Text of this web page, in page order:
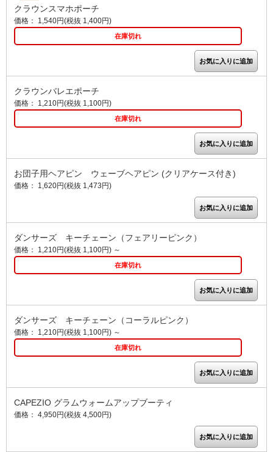
クラウンスマホポーチ
価格： 1,540円(税抜 1,400円)
在庫切れ
クラウンバレエポーチ
価格： 1,210円(税抜 1,100円)
在庫切れ
お団子用ヘアピン ウェーブヘアピン (クリアケース付き)
価格： 1,620円(税抜 1,473円)
ダンサーズ キーチェーン（フェアリーピンク）
価格： 1,210円(税抜 1,100円) ～
在庫切れ
ダンサーズ キーチェーン（コーラルピンク）
価格： 1,210円(税抜 1,100円) ～
在庫切れ
CAPEZIO グラムウォームアップブーティ
価格： 4,950円(税抜 4,500円)